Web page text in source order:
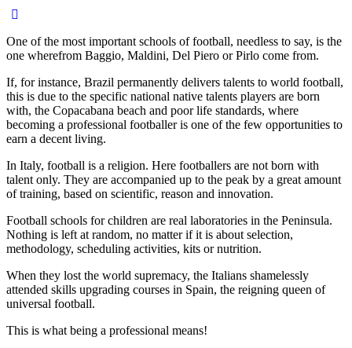
One of the most important schools of football, needless to say, is the
one wherefrom Baggio, Maldini, Del Piero or Pirlo come from.
If, for instance, Brazil permanently delivers talents to world football,
this is due to the specific national native talents players are born
with, the Copacabana beach and poor life standards, where
becoming a professional footballer is one of the few opportunities to
earn a decent living.
In Italy, football is a religion. Here footballers are not born with
talent only. They are accompanied up to the peak by a great amount
of training, based on scientific, reason and innovation.
Football schools for children are real laboratories in the Peninsula.
Nothing is left at random, no matter if it is about selection,
methodology, scheduling activities, kits or nutrition.
When they lost the world supremacy, the Italians shamelessly
attended skills upgrading courses in Spain, the reigning queen of
universal football.
This is what being a professional means!